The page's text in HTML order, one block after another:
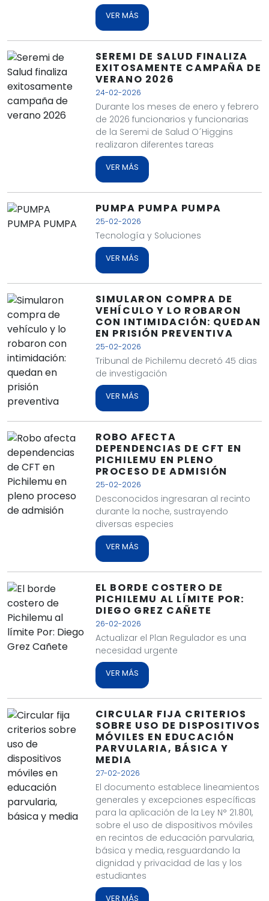
VER MÁS
SEREMI DE SALUD FINALIZA
EXITOSAMENTE CAMPAÑA DE
VERANO 2026
24-02-2026
Durante los meses de enero y febrero
de 2026 funcionarios y funcionarias
de la Seremi de Salud O´Higgins
realizaron diferentes tareas
VER MÁS
PUMPA PUMPA PUMPA
25-02-2026
Tecnología y Soluciones
VER MÁS
SIMULARON COMPRA DE
VEHÍCULO Y LO ROBARON
CON INTIMIDACIÓN: QUEDAN
EN PRISIÓN PREVENTIVA
25-02-2026
Tribunal de Pichilemu decretó 45 dias
de investigación
VER MÁS
ROBO AFECTA
DEPENDENCIAS DE CFT EN
PICHILEMU EN PLENO
PROCESO DE ADMISIÓN
25-02-2026
Desconocidos ingresaran al recinto
durante la noche, sustrayendo
diversas especies
VER MÁS
EL BORDE COSTERO DE
PICHILEMU AL LÍMITE POR:
DIEGO GREZ CAÑETE
26-02-2026
Actualizar el Plan Regulador es una
necesidad urgente
VER MÁS
CIRCULAR FIJA CRITERIOS
SOBRE USO DE DISPOSITIVOS
MÓVILES EN EDUCACIÓN
PARVULARIA, BÁSICA Y
MEDIA
27-02-2026
El documento establece lineamientos
generales y excepciones específicas
para la aplicación de la Ley N° 21.801,
sobre el uso de dispositivos móviles
en recintos de educación parvularia,
básica y media, resguardando la
dignidad y privacidad de las y los
estudiantes
VER MÁS